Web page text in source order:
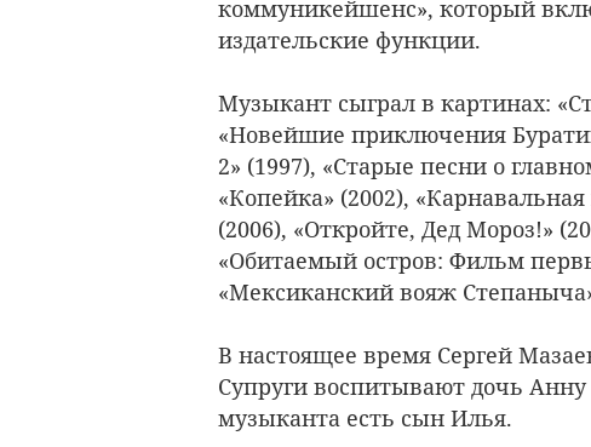
коммуникейшенс», который
издательские функции.
Музыкант сыграл в картинах:
«Новейшие приключения
2» (1997), «Старые песни о
«Копейка» (2002),
(2006), «Откройте, Дед Мороз!»
«Обитаемый остров: Фильм
«Мексиканский вояж
В настоящее время Сергей
Супруги воспитывают дочь
музыканта есть сын Илья.